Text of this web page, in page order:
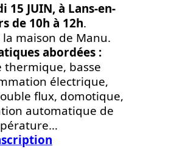
15 JUIN, à Lans-en-
de 10h à 12h.
la maison de Manu.
abordées :
thermique, basse
électrique,
flux, domotique,
automatique de